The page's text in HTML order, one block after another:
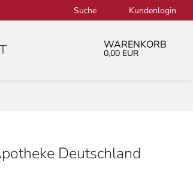
Suche Kundenlogin
WARENKORB
0,00 EUR
Deutschland